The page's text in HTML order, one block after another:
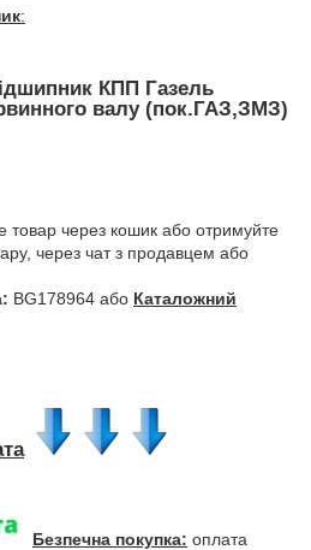
:
КПП Газель
валу (пок.ГАЗ,ЗМЗ)
товар через кошик або отримуйте
через чат з продавцем або
BG178964 або Каталожний
Безпечна покупка: оплата